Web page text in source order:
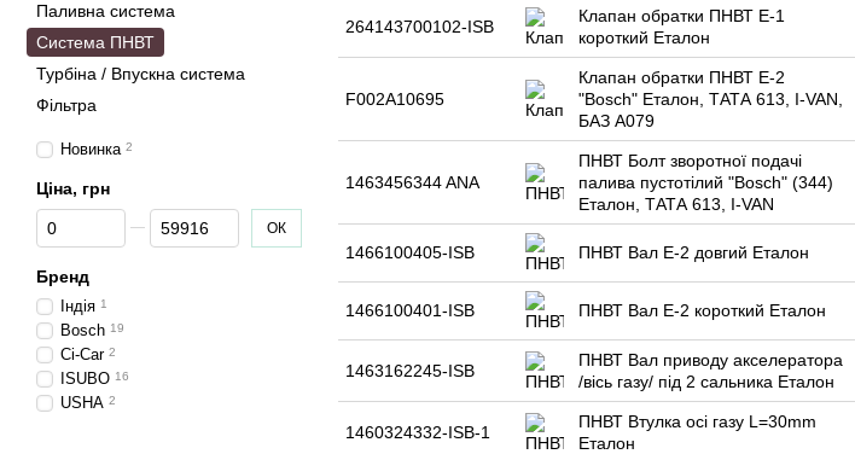
264143700102-ISB
Клапан обратки ПНВТ Е-1
короткий Еталон
F002A10695
Клапан обратки ПНВТ Е-2
"Bosch" Еталон, ТАТА 613, I-VAN,
БАЗ А079
1463456344 ANA
ПНВТ Болт зворотної подачі
палива пустотілий "Bosch" (344)
Еталон, ТАТА 613, I-VAN
1466100405-ISB ПНВТ Вал Е-2 довгий Еталон
1466100401-ISB ПНВТ Вал Е-2 короткий Еталон
1463162245-ISB
ПНВТ Вал приводу акселератора
/вісь газу/ під 2 сальника Еталон
1460324332-ISB-1
ПНВТ Втулка осі газу L=30mm
Еталон
Паливна система
Система ПНВТ
Турбіна / Впускна система
Фільтра
Новинка 2
Ціна, грн
Від Ціна, грн
До Ціна, грн ОК
Бренд
Індія 1
Bosch 19
Ci-Car 2
ISUBO 16
USHA 2